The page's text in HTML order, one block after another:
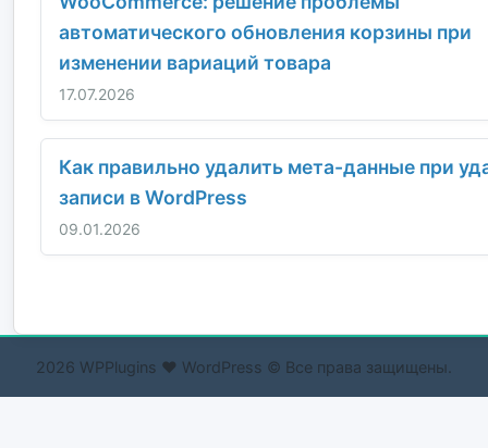
автоматического обновления корзины при
изменении вариаций товара
17.07.2026
Как правильно удалить мета-данные при
записи в WordPress
09.01.2026
2026 WPPlugins ❤ WordPress © Все права защищены.